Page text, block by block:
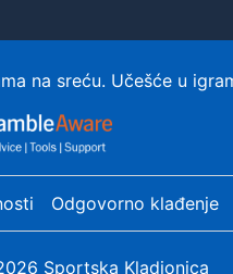
na sreću. Učešće u
Odgovorno klađenje
Sportska Kladionica